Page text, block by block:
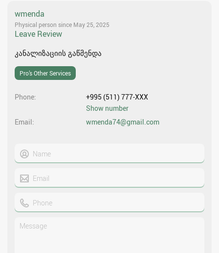
wmenda
Physical person since May 25, 2025
Leave Review
კანალიზაციის გაწმენდა
Pro’s Other Services
Phone
+995 (511) 777-XXX
Show number
Email
wmenda74@gmail.com